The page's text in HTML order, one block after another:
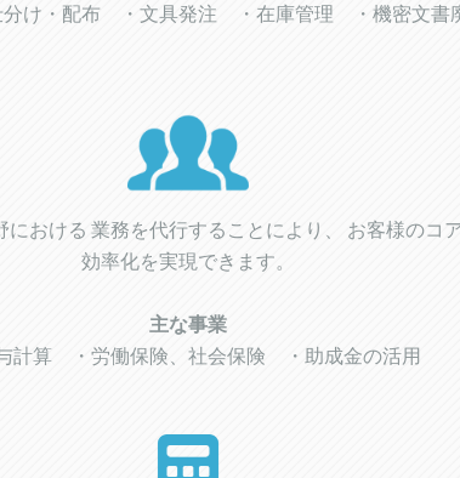
け・配布 ・文具発注 ・在庫管理 ・機密文書
における 業務を代行することにより、 お客様のコ
効率化を実現できます。
主な事業
計算 ・労働保険、社会保険 ・助成金の活用